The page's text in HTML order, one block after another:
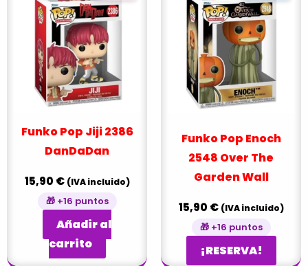
Funko Pop Jiji 2386
DanDaDan
15,90 € (IVA incluido)
🎁 +16 puntos
Añadir al
carrito
Funko Pop Enoch
2548 Over The
Garden Wall
15,90 € (IVA incluido)
🎁 +16 puntos
¡RESERVA!